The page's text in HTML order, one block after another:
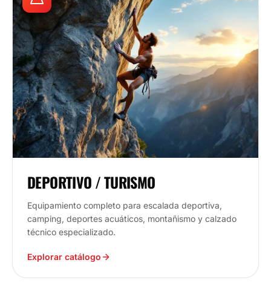
DEPORTIVO / TURISMO
Equipamiento completo para escalada deportiva,
camping, deportes acuáticos, montañismo y calzado
técnico especializado.
Explorar catálogo